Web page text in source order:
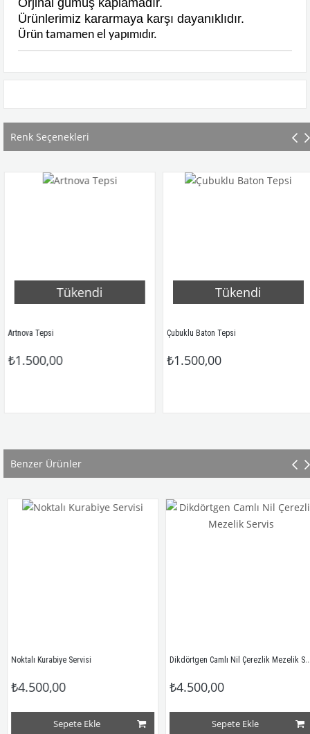
Orjinal gümüş kaplamadır.
Ürünlerimiz kararmaya karşı dayanıklıdır.
Ürün tamamen el yapımıdır.
Renk Seçenekleri
Tükendi
Tepsi
Tükendi
Çubuklu Baton Tepsi
₺1.500,00
Benzer Ürünler
Noktalı Kurabiye Servisi
₺4.500,00
Sepete Ekle
Dikdörtgen Camlı Nil Çerezlik Mezelik Servis
₺4.500,00
Sepete Ekle